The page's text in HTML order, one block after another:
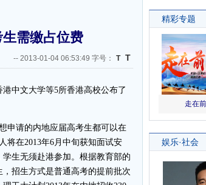
需缴占位费
-- 2013-01-04 06:53:49 字号： T T
中文大学等5所香港高校公布了
申请的内地应届高考生都可以在
将在2013年6月中旬获知面试安
生无须赴港参加。根据教育部的
招生方式是普通高考的提前批次